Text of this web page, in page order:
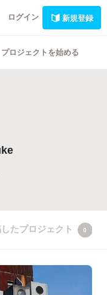
ログイン 新規登録
プロジェクトを始める
たプロジェクト 0